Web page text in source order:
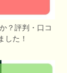
？評判・口コ
した！